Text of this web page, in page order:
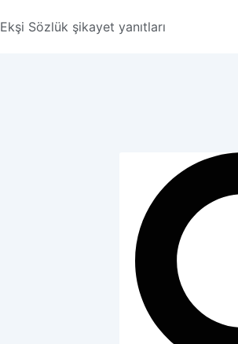
Ekşi Sözlük şikayet yanıtları